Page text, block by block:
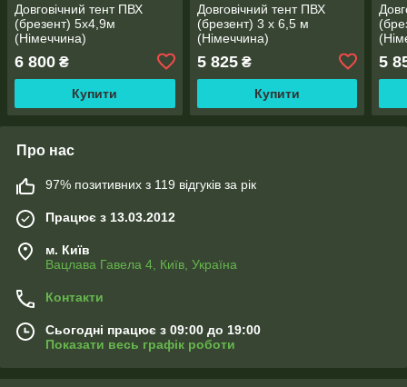
Довговічний тент ПВХ
(брезент) 5х4,9м
(Німеччина)
6 800 ₴
Купити
Довговічний тент ПВХ
(брезент) 3 х 6,5 м
(Німеччина)
5 825₴
Купити
5
Про нас
97% позитивних з 119 відгуків за рік
Працює з 13.03.2012
м. Київ
Вацлава Гавела 4, Київ, Україна
Контакти
Сьогодні працює з 09:00 до 19:00
Показати весь графік роботи